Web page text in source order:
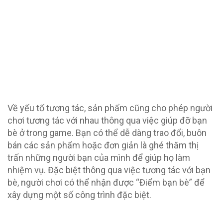
Về yếu tố tương tác, sản phẩm cũng cho phép người
chơi tương tác với nhau thông qua việc giúp đỡ bạn
bè ở trong game. Bạn có thể dễ dàng trao đổi, buôn
bán các sản phẩm hoặc đơn giản là ghé thăm thị
trấn những người bạn của mình để giúp họ làm
nhiệm vụ. Đặc biệt thông qua việc tương tác với bạn
bè, người chơi có thể nhận được “Điểm bạn bè” để
xây dựng một số công trình đặc biệt.